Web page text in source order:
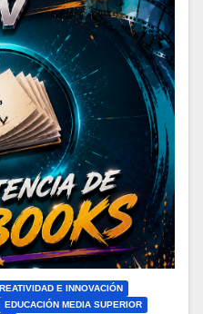
E INNOVACIÓN
EDUCACIÓN MEDIA SUPERIOR